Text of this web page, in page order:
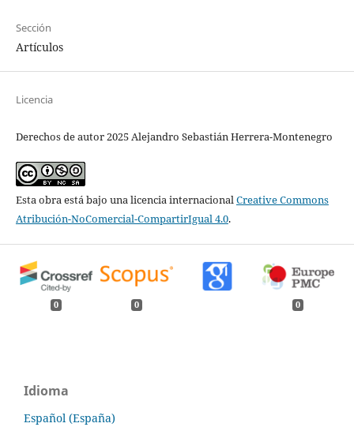
Sección
Artículos
Licencia
Derechos de autor 2025 Alejandro Sebastián Herrera-Montenegro
Esta obra está bajo una licencia internacionalCreative Commons
Atribución-NoComercial-CompartirIgual 4.0.
0 0 0
Idioma
Español (España)